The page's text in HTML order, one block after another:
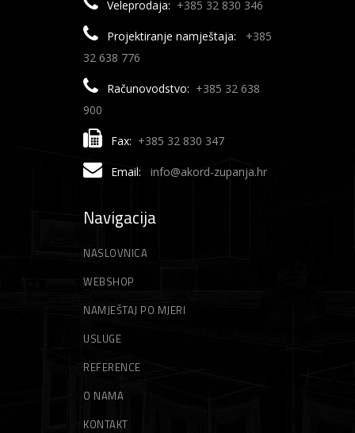
Veleprodaja: +385 32 830 346
Projektiranje namještaja:
+385
32 638 776
Računovodstvo: +385 32 638
900
Fax: +385 32 830 347
Email: info@akord-zupanja.hr
Navigacija
NASLOVNICA
WEBSHOP
NAMJEŠTAJ PO MJERI
USLUGE
REFERENCE
O NAMA
KONTAKT